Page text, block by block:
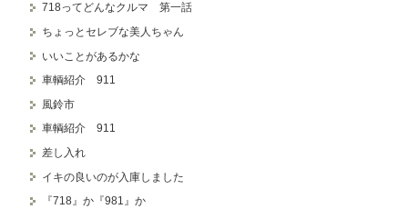
718ってどんなクルマ 第一話
ちょっとセレブな美人ちゃん
いいことがあるかな
車輌紹介 911
風鈴市
車輌紹介 911
差し入れ
イキの良いのが入庫しました
『718』か『981』か